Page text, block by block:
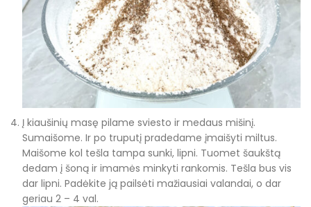
Į kiaušinių masę pilame sviesto ir medaus mišinį.
Sumaišome. Ir po truputį pradedame įmaišyti miltus.
Maišome kol tešla tampa sunki, lipni. Tuomet šaukštą
dedam į šoną ir imamės minkyti rankomis. Tešla bus vis
dar lipni. Padėkite ją pailsėti mažiausiai valandai, o dar
geriau 2 – 4 val.